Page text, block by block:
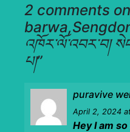
2 comments
འཁོར་ལོ་འབར་བ།
པ།”
puravive
April 2, 2024
Hey I am